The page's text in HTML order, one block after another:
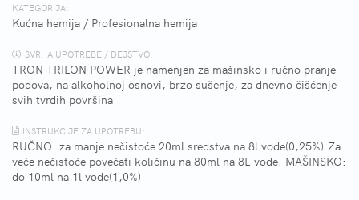
KATEGORIJA:
Kućna hemija / Profesionalna hemija
SVRHA UPOTREBE / DEJSTVO:
TRON TRILON POWER je namenjen za mašinsko i ručno pranje
podova, na alkoholnoj osnovi, brzo sušenje, za dnevno čišćenje
svih tvrdih površina
INSTRUKCIJE ZA UPOTREBU:
RUČNO: za manje nečistoće 20ml sredstva na 8l vode(0,25%).Za
veće nečistoće povećati količinu na 80ml na 8L vode. MAŠINSKO:
do 10ml na 1l vode(1,0%)